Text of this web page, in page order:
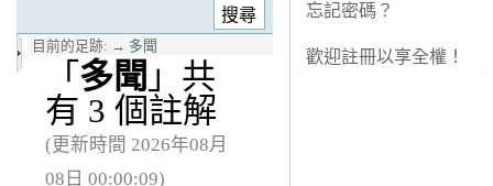
目前的足跡: → 多聞
「 多聞 」共
有 3 個註解
(更新時間 2026年08月
08日 00:00:09)
忘記密碼？
歡迎註冊以享全權！